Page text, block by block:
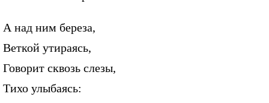
А над ним береза,
Веткой утираясь,
Говорит сквозь слезы,
Тихо улыбаясь: